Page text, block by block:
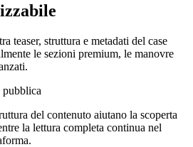
teaser, struttura e metadati del case
le sezioni premium, le manovre
pubblica
del contenuto aiutano la scoperta
la lettura completa continua nel